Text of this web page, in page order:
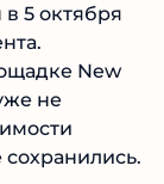
5 октября
New
не